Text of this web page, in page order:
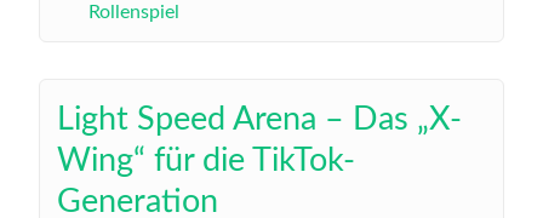
Rollenspiel
Light Speed Arena – Das „X-
Wing“ für die TikTok-
Generation